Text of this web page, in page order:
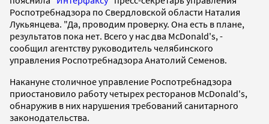
Роспотребнадзора по Свердловской области Наталия
Лукьянцева. "Да, проводим проверку. Она есть в плане,
результатов пока нет. Всего у нас два McDonald's, -
сообщил агентству руководитель челябинского
управления Роспотребнадзора Анатолий Семенов.
Накануне столичное управление Роспотребнадзора
приостановило работу четырех ресторанов McDonald's,
обнаружив в них нарушения требований санитарного
законодательства.